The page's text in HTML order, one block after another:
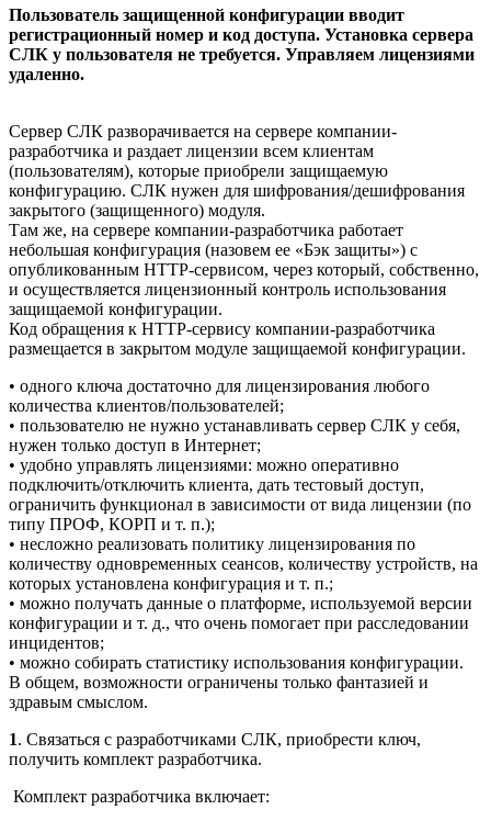
Пользователь защищенной конфигурации вводит
регистрационный номер и код доступа. Установка сервера
СЛК у пользователя не требуется. Управляем лицензиями
удаленно.
Сервер СЛК разворачивается на сервере компании-
разработчика и раздает лицензии всем клиентам
(пользователям), которые приобрели защищаемую
конфигурацию. СЛК нужен для шифрования/дешифрования
закрытого (защищенного) модуля.
Там же, на сервере компании-разработчика работает
небольшая конфигурация (назовем ее «Бэк защиты») с
опубликованным HTTP-сервисом, через который, собственно,
и осуществляется лицензионный контроль использования
защищаемой конфигурации.
Код обращения к HTTP-сервису компании-разработчика
размещается в закрытом модуле защищаемой конфигурации.
• одного ключа достаточно для лицензирования любого
количества клиентов/пользователей;
• пользователю не нужно устанавливать сервер СЛК у себя,
нужен только доступ в Интернет;
• удобно управлять лицензиями: можно оперативно
подключить/отключить клиента, дать тестовый доступ,
ограничить функционал в зависимости от вида лицензии (по
типу ПРОФ, КОРП и т. п.);
• несложно реализовать политику лицензирования по
количеству одновременных сеансов, количеству устройств, на
которых установлена конфигурация и т. п.;
• можно получать данные о платформе, используемой версии
конфигурации и т. д., что очень помогает при расследовании
инцидентов;
• можно собирать статистику использования конфигурации.
В общем, возможности ограничены только фантазией и
здравым смыслом.
1. Связаться с разработчиками СЛК, приобрести ключ,
получить комплект разработчика.
Комплект разработчика включает: